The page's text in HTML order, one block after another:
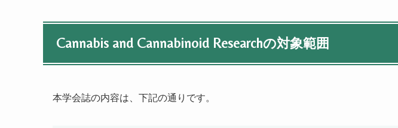
Cannabis and Cannabinoid Researchの対象範囲
本学会誌の内容は、下記の通りです。